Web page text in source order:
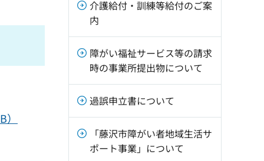
介護給付・訓練等給付のご案
内
障がい福祉サービス等の請求
時の事業所提出物について
過誤申立書について
「藤沢市障がい者地域生活サ
ポート事業」について